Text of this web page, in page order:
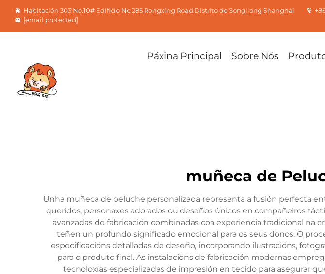
Habitación 303 No.10# Edificio No.285 Rongxing Road Distrito de Songjiang Shanghái
[email protected]
Páxina Principal Sobre Nós
muñeca de
Unha muñeca de peluche personalizada representa a fusión perfecta
queridos, personaxes adorados ou deseños únicos en compañeiros
avanzadas de fabricación combinadas coa experiencia tradicional na
teñen un profundo significado emocional para os seus donos. O
especificacións detalladas de deseño, incorporando ilustracións,
para o produto final. As instalacións de fabricación modernas
tecnoloxías especializadas de impresión en tecido para asegurar